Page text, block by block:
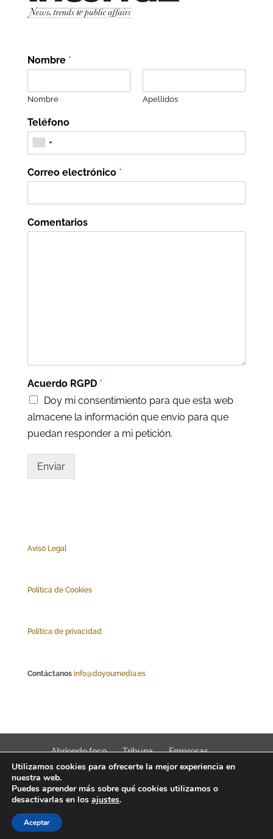
Nombre *
Nombre Apellidos
Teléfono
Correo electrónico *
Comentarios
Acuerdo RGPD *
Doy mi consentimiento para que esta web
almacene la información que envío para que
puedan responder a mi petición.
Enviar
Aviso Legal
Política de Cookies
Política de privacidad
Contáctanos info@doyoumedia.es
Abriendo foco Tribuna
Empresas
Actualidad
Innovación Tendencias
Interfaz Magazine 2022 © News, trends & public affairs
Utilizamos cookies para ofrecerte la mejor experiencia en
nuestra web.
Puedes aprender más sobre qué cookies utilizamos o
desactivarlas en los ajustes.
Aceptar